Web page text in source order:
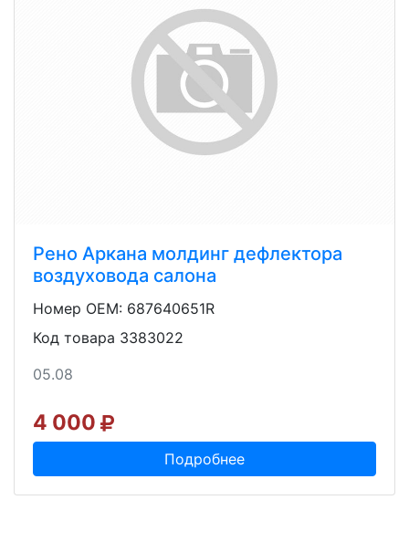
Рено Аркана молдинг дефлектора
воздуховода салона
Номер OEM: 687640651R
Код товара 3383022
05.08
4 000
Подробнее